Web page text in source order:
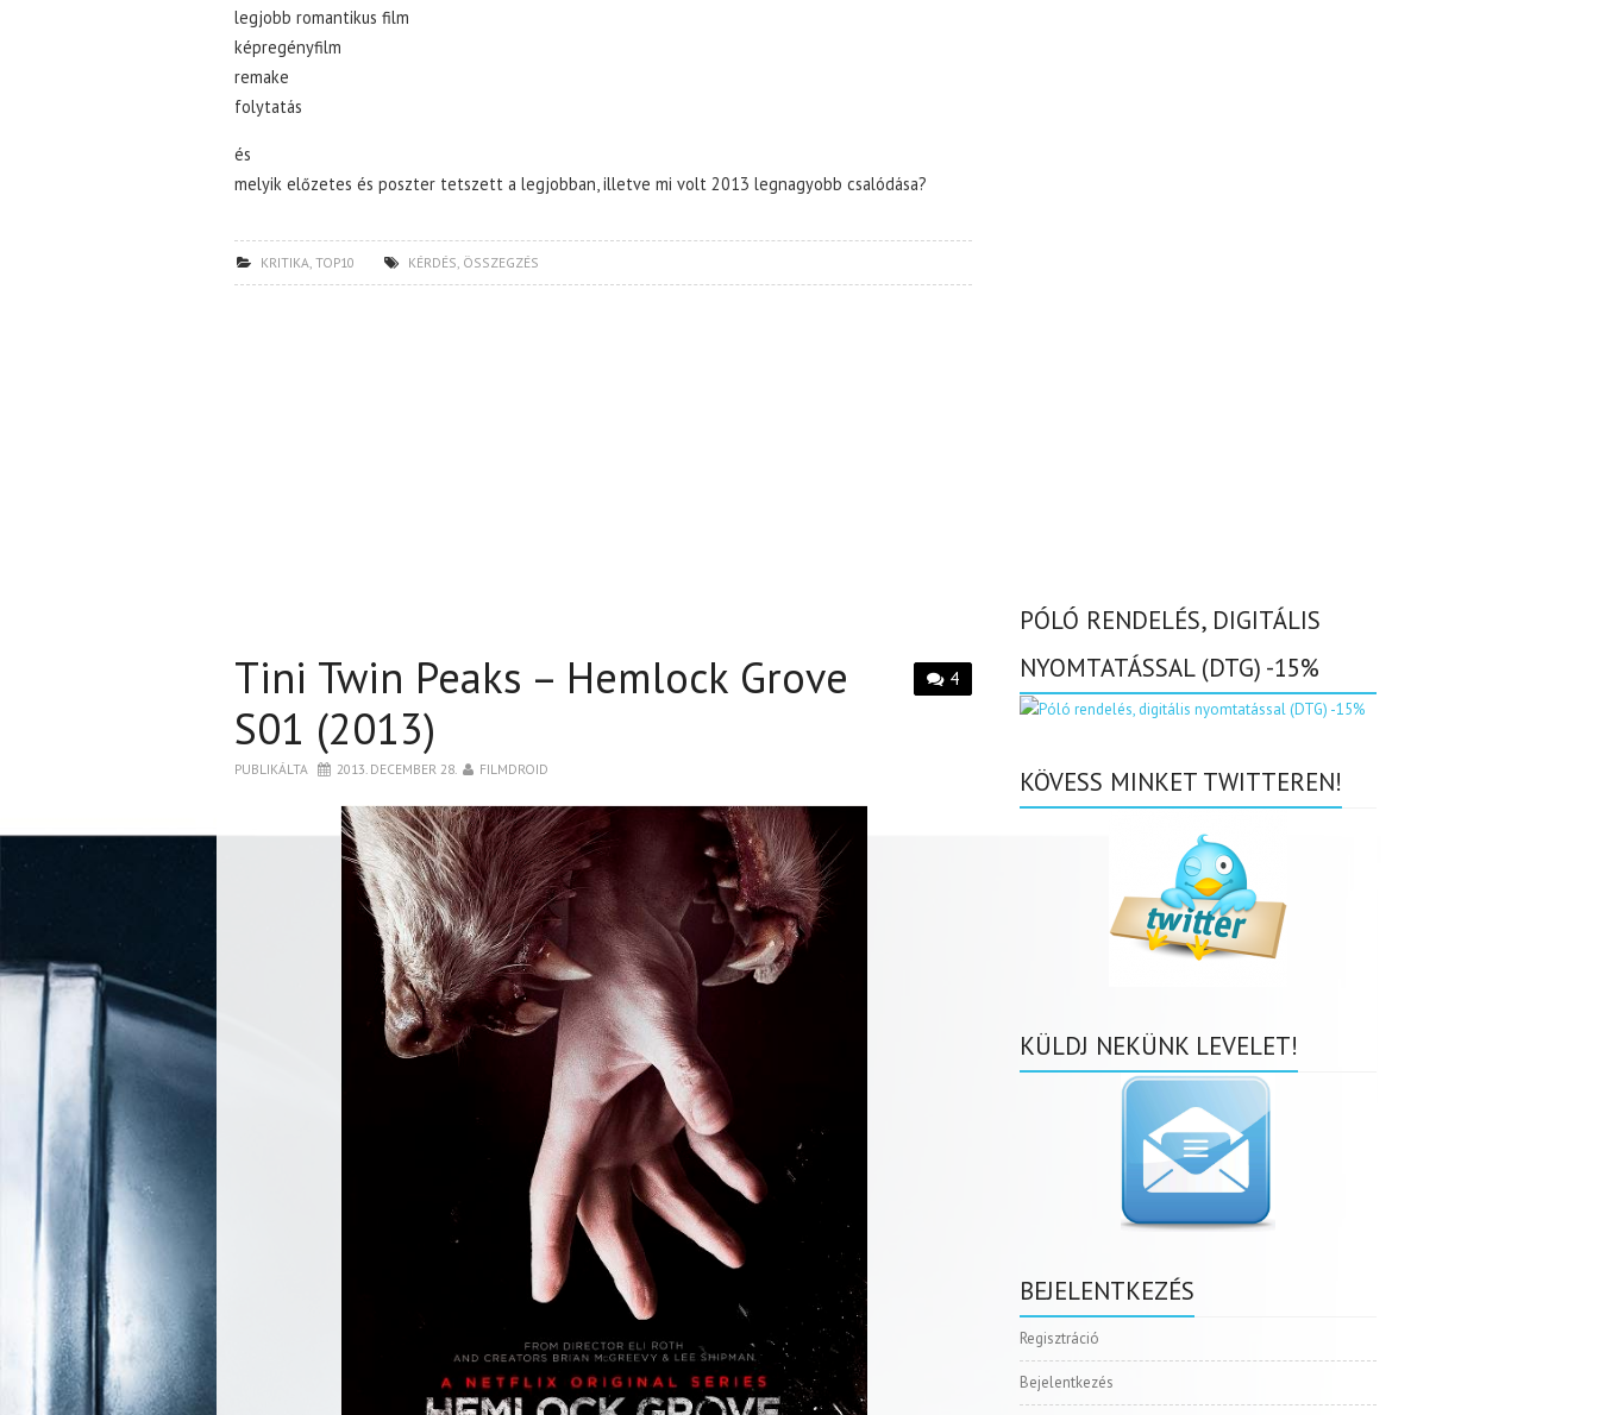
legjobb romantikus film
képregényfilm
remake
folytatás
és
melyik előzetes és poszter tetszett a legjobban, illetve mi volt 2013 legnagyobb csalódása?
KRITIKA, TOP10 KÉRDÉS, ÖSSZEGZÉS
4
Tini Twin Peaks – Hemlock Grove
S01 (2013)
PUBLIKÁLTA 2013. DECEMBER 28. FILMDROID
PÓLÓ RENDELÉS, DIGITÁLIS
NYOMTATÁSSAL (DTG) -15%
KÖVESS MINKET TWITTEREN!
KÜLDJ NEKÜNK LEVELET!
BEJELENTKEZÉS
Regisztráció
Bejelentkezés